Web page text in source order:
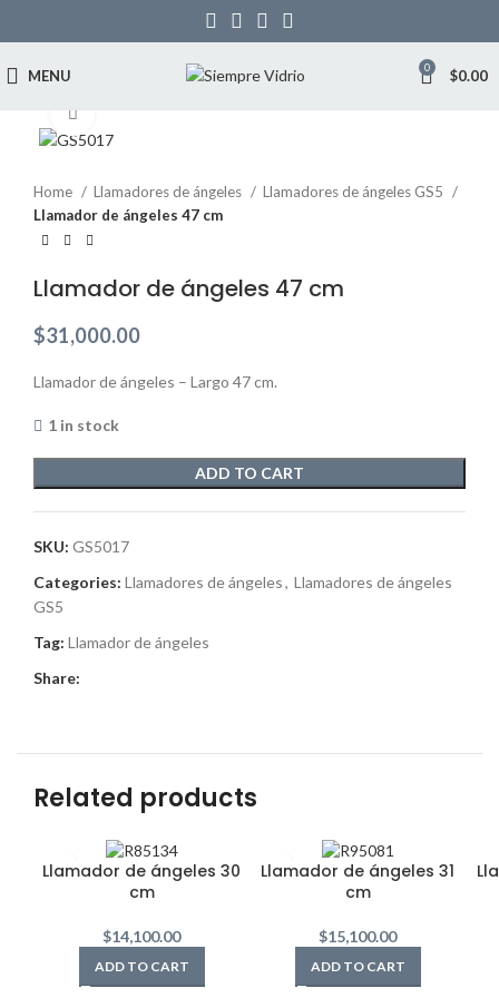
MENU 0 $0.00
Home Llamadores de ángeles
Llamadores de ángeles GS5
Llamador de ángeles 47 cm
Llamador de ángeles 47 cm
$31,000.00
Llamador de ángeles – Largo 47 cm.
1 in stock
ADD TO CART
SKU: GS5017
Categories: Llamadores de ángeles, Llamadores de ángeles
GS5
Tag: Llamador de ángeles
Share:
Related products
Llamador de ángeles 30
cm
$14,100.00
ADD TO CART
Llamador de ángeles 31
cm
$15,100.00
ADD TO CART